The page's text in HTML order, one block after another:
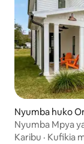
Nyumba huko
Nyumba Mpya
*Karibu na OB
Karibu · Kufikia